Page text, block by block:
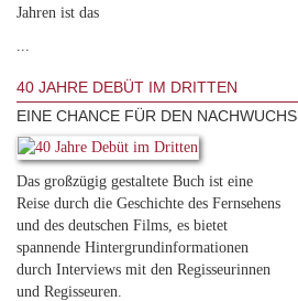
Jahren ist das
...
40 JAHRE DEBÜT IM DRITTEN
EINE CHANCE FÜR DEN NACHWUCHS
Das großzügig gestaltete Buch ist eine
Reise durch die Geschichte des Fernsehens
und des deutschen Films, es bietet
spannende Hintergrundinformationen
durch Interviews mit den Regisseurinnen
und Regisseuren.